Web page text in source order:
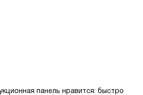
панель нравится: быстро